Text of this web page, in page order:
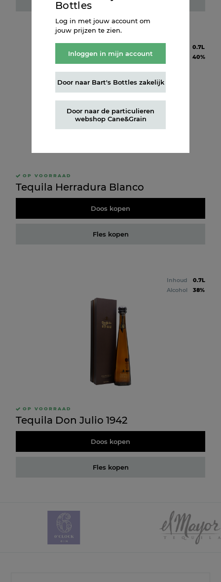
0.7L
40%
OP VOORRAAD
Tequila Herradura Blanco
Doos kopen
Fles kopen
Inhoud
0.7L
Alcohol
38%
OP VOORRAAD
Tequila Don Julio 1942
Doos kopen
Fles kopen
Bottles
Log in met jouw account om
jouw prijzen te zien.
Inloggen in mijn account
Door naar Bart's Bottles zakelijk
Door naar de particulieren
webshop Cane&Grain